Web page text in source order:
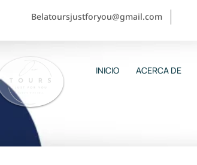
Belatoursjustforyou@gmail.com
INICIO ACERCA DE